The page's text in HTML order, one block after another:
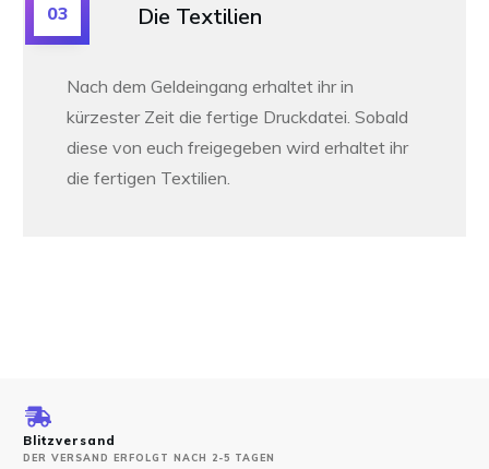
Die Textilien
03
Nach dem Geldeingang erhaltet ihr in
kürzester Zeit die fertige Druckdatei. Sobald
diese von euch freigegeben wird erhaltet ihr
die fertigen Textilien.
Blitzversand
DER VERSAND ERFOLGT NACH 2-5 TAGEN